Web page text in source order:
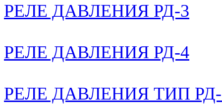
РЕЛЕ ДАВЛЕНИЯ РД-3
РЕЛЕ ДАВЛЕНИЯ РД-4
РЕЛЕ ДАВЛЕНИЯ ТИП